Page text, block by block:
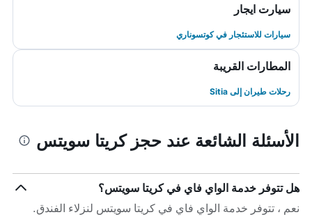
سيارت ايجار
سيارات للاستئجار في كوتسوناري
المطارات القريبة
رحلات طيران إلى Sitia
الأسئلة الشائعة عند حجز كريتا سويتس
هل تتوفر خدمة الواي فاي في كريتا سويتس؟
نعم ، تتوفر خدمة الواي فاي في كريتا سويتس لنزلاء الفندق.